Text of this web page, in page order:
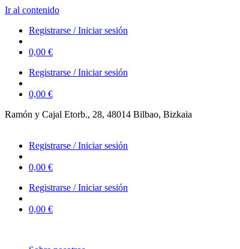
Ir al contenido
Registrarse / Iniciar sesión
0,00 €
Registrarse / Iniciar sesión
0,00 €
Ramón y Cajal Etorb., 28, 48014 Bilbao, Bizkaia
Registrarse / Iniciar sesión
0,00 €
Registrarse / Iniciar sesión
0,00 €